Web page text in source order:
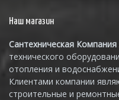
Наш магазин
Сантехническая
технического
отопления и
Клиентами компании
строительные и